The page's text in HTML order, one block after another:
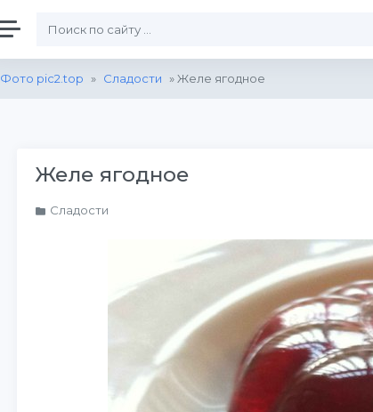
Фото pic2.top » Сладости » Желе ягодное
Желе ягодное
Сладости